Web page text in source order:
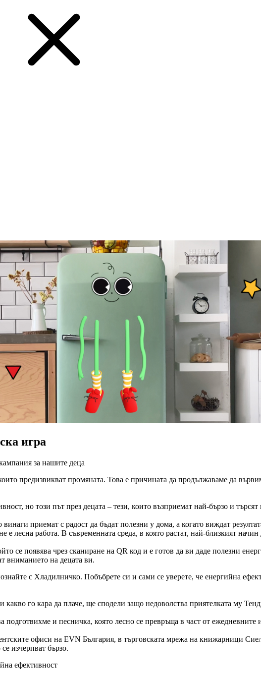
игра
за нашите деца
предизвикват промяната. Това е причината да продължаваме да
но този път през децата – тези, които възприемат най-бързо и
приемат с радост да бъдат полезни у дома, а когато виждат
лесна работа. В съвременната среда, в която растат, най-близкият начин
се появява чрез сканиране на QR код и е готов да ви даде полезни
вниманието на децата ви.
с Хладилничко. Побъбрете си и сами се уверете, че енергийна
го кара да плаче, ще сподели защо недоволства приятелката му
подготвихме и песничка, която лесно се превръща в част от
офиси на EVN България, в търговската мрежа на книжарници
изчерпват бързо.
ефективност